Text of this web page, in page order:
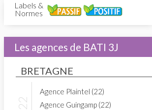
Labels &
Normes
Les agences de BATI 3J
BRETAGNE
Agence Plaintel (22)
Agence Guingamp (22)